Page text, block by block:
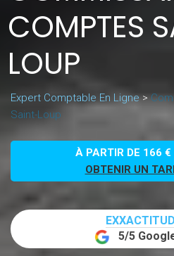
COMPTES
LOUP
Expert Comptable En Ligne>
Saint-Loup
À PARTIR DE 166
OBTENIR UN
5/5